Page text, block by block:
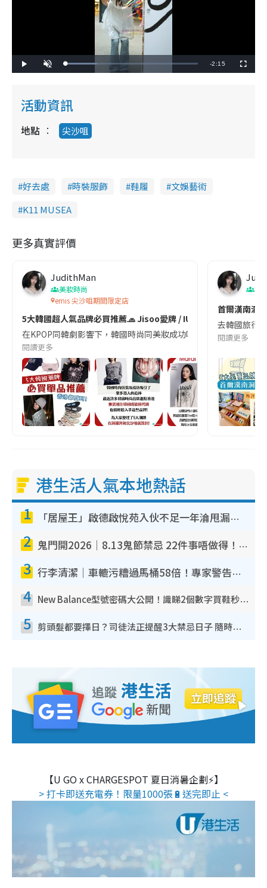
l
n
L
0
0
%
R
-2:15
u
活動資訊
地點 尖沙咀
好去處 時裝服飾 鞋履
文娛藝術
K11 MUSEA
更多真實評價
JudithMan
美妝時尚
emis 尖沙咀期間限定店
5大韓國超人氣品牌必買推薦🧢 Jisoo愛牌 / IU同Jennie都著！😍
在KPOP同韓劇影響下，韓國時尚同美妝成功吸引咗好多港人嘅
閱讀更多
韓
首爾漢南洞
去韓國旅行
閱讀更多
港生活人氣本地熱話
1 「居屋王」啟德啟悅苑入伙不足一年淪甩漏之王！插頭噴火花致大停電 多戶業主全屋家電報銷
2 鬼門開2026｜8.13鬼節禁忌 22件事唔做得！燒肉、刺身要少食？半夜勿吹口哨/打呢個電話
3 行李清潔｜車轆污糟過馬桶58倍！專家警告忌用酒精抹 教1招免污手除菌
4 New Balance型號密碼大公開！識睇2個數字買鞋秒知功能免中伏 附5大熱門鞋款
5 剪頭髮都要擇日？司徒法正提醒3大禁忌日子 隨時剪走財運！呢日剪髮恐「剪壽命」？
【U GO x CHARGESPOT 夏日消暑企劃⚡】
> 打卡即送充電券！限量1000張🔋送完即止 <